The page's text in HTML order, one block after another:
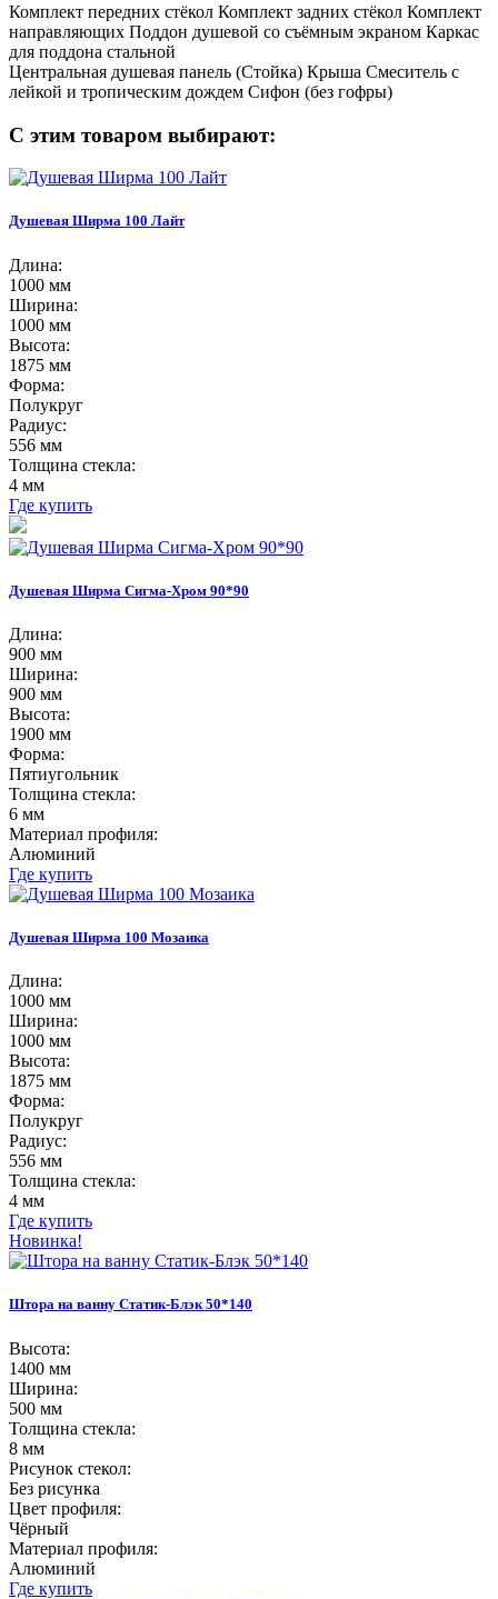
Комплект передних стёкол Комплект задних стёкол Комплект
направляющих Поддон душевой со съёмным экраном Каркас
для поддона стальной
Центральная душевая панель (Стойка) Крыша Смеситель с
лейкой и тропическим дождем Сифон (без гофры)
С этим товаром выбирают:
Душевая Ширма 100 Лайт
Длина:
1000 мм
Ширина:
1000 мм
Высота:
1875 мм
Форма:
Полукруг
Радиус:
556 мм
Толщина стекла:
4 мм
Где купить
Душевая Ширма Сигма-Хром 90*90
Длина:
900 мм
Ширина:
900 мм
Высота:
1900 мм
Форма:
Пятиугольник
Толщина стекла:
6 мм
Материал профиля:
Алюминий
Где купить
Душевая Ширма 100 Мозаика
Длина:
1000 мм
Ширина:
1000 мм
Высота:
1875 мм
Форма:
Полукруг
Радиус:
556 мм
Толщина стекла:
4 мм
Где купить
Новинка!
Штора на ванну Статик-Блэк 50*140
Высота:
1400 мм
Ширина:
500 мм
Толщина стекла:
8 мм
Рисунок стекол:
Без рисунка
Цвет профиля:
Чёрный
Материал профиля:
Алюминий
Где купить